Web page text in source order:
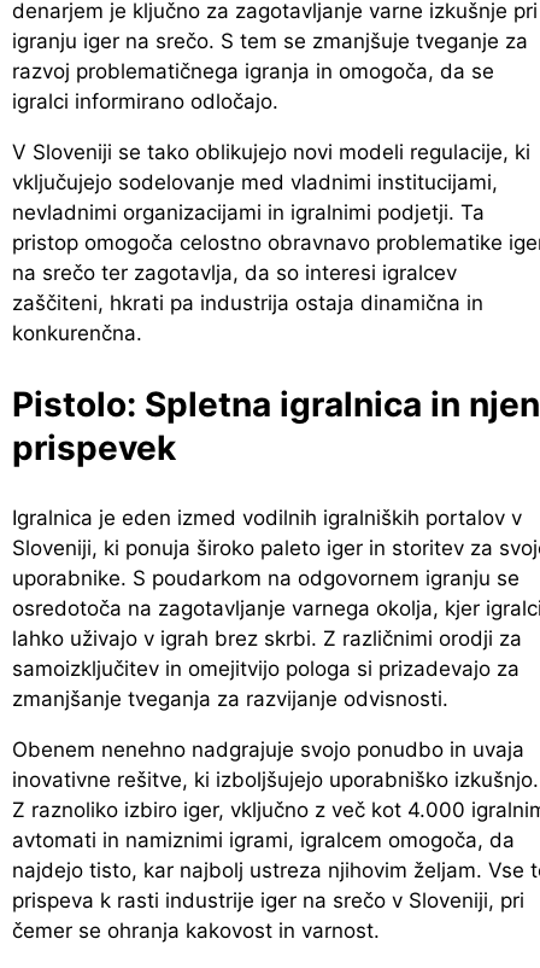
denarjem je ključno za zagotavljanje varne izkušnje pri
igranju iger na srečo. S tem se zmanjšuje tveganje za
razvoj problematičnega igranja in omogoča, da se
igralci informirano odločajo.
V Sloveniji se tako oblikujejo novi modeli regulacije, ki
vključujejo sodelovanje med vladnimi institucijami,
nevladnimi organizacijami in igralnimi podjetji. Ta
pristop omogoča celostno obravnavo problematike
na srečo ter zagotavlja, da so interesi igralcev
zaščiteni, hkrati pa industrija ostaja dinamična in
konkurenčna.
Pistolo: Spletna igralnica in njen
prispevek
Igralnica je eden izmed vodilnih igralniških portalov v
Sloveniji, ki ponuja široko paleto iger in storitev za
uporabnike. S poudarkom na odgovornem igranju se
osredotoča na zagotavljanje varnega okolja, kjer
lahko uživajo v igrah brez skrbi. Z različnimi orodji za
samoizključitev in omejitvijo pologa si prizadevajo za
zmanjšanje tveganja za razvijanje odvisnosti.
Obenem nenehno nadgrajuje svojo ponudbo in uvaja
inovativne rešitve, ki izboljšujejo uporabniško izkušnjo.
Z raznoliko izbiro iger, vključno z več kot 4.000
avtomati in namiznimi igrami, igralcem omogoča, da
najdejo tisto, kar najbolj ustreza njihovim željam. Vse
prispeva k rasti industrije iger na srečo v Sloveniji, pri
čemer se ohranja kakovost in varnost.